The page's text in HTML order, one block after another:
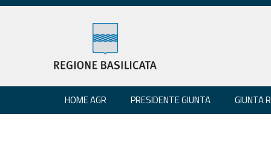
HOME AGR PRESIDENTE GIUNTA GIUNTA